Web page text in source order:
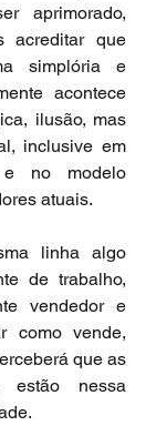
aprimorado,
acreditar que
simplória e
acontece
ilusão, mas
inclusive em
e no modelo
atuais.
linha algo
de trabalho,
vendedor e
como vende,
que as
estão nessa